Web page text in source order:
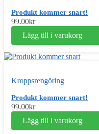
Produkt kommer snart!
99.00kr
Lägg till i varukorg
Kroppsrengöring
Produkt kommer snart!
99.00kr
Lägg till i varukorg